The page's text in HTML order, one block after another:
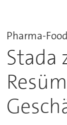
Pharma-Food
Stada